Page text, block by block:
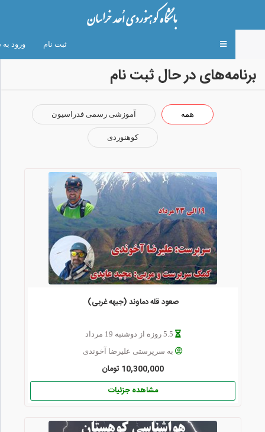
Toggle
ورود به ثبت نام
برنامه‌های در حال ثبت نام
همه آموزشی رسمی فدراسیون
کوهنوردی
صعود قله دماوند (جبهه غربی)
5.5 روزه از دوشنبه 19 مرداد
به سرپرستی علیرضا آخوندی
10,300,000 تومان
مشاهده جزئیات